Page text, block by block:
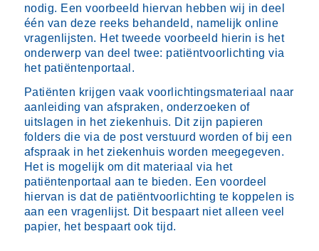
nodig. Een voorbeeld hiervan hebben wij in deel
één van deze reeks behandeld, namelijk online
vragenlijsten. Het tweede voorbeeld hierin is het
onderwerp van deel twee: patiëntvoorlichting via
het patiëntenportaal.
Patiënten krijgen vaak voorlichtingsmateriaal naar
aanleiding van afspraken, onderzoeken of
uitslagen in het ziekenhuis. Dit zijn papieren
folders die via de post verstuurd worden of bij een
afspraak in het ziekenhuis worden meegegeven.
Het is mogelijk om dit materiaal via het
patiëntenportaal aan te bieden. Een voordeel
hiervan is dat de patiëntvoorlichting te koppelen is
aan een vragenlijst. Dit bespaart niet alleen veel
papier, het bespaart ook tijd.